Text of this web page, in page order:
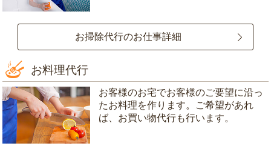
お掃除代行のお仕事詳細
お料理代行
お客様のお宅でお客様のご要望に沿っ
たお料理を作ります。ご希望があれ
ば、お買い物代行も行います。